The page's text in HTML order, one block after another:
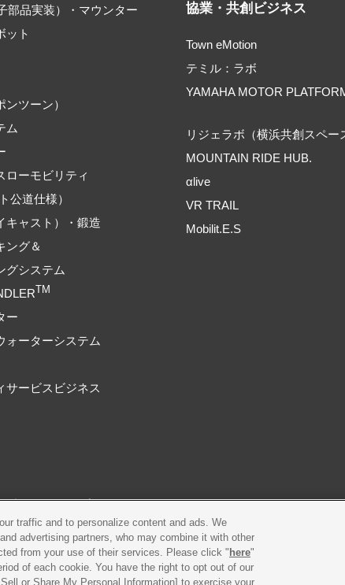
部品実装）・マウンター
ット
ツーン）
ム
ローモビリティ
公道仕様）
キャスト）・鍛造
ング＆
グシステム
TM
ー
ォーターシステム
サービスビジネス
協業・共創ビジネス
Town eMotion
テミル：ラボ
YAMAHA MOTOR
リジェラボ（横浜共創スペー
MOUNTAIN RIDE HUB.
αlive
VR TRAIL
Mobilit.E.S
境 プライバシーポリシー Cookieポリシ
古物営業法に基づく表示 製品・事業のお問
traffic and to personalize content and ads. We
advertising partners, who may combine it with other
from your use of their services. Please click " here"
of each cookie. You have the right to opt out of our
or Share My Personal Information] to exercise your